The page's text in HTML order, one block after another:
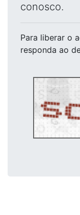
conosco.
Para liberar o
responda ao